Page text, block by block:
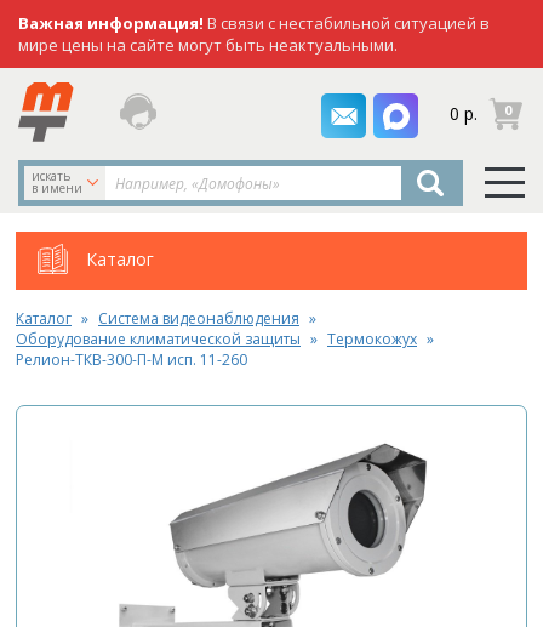
Важная информация! В связи с нестабильной ситуацией в
мире цены на сайте могут быть неактуальными.
0 р. 0
искать
в имени
Каталог
Каталог
Система видеонаблюдения
Оборудование климатической защиты
Термокожух
Релион-ТКВ-300-П-М исп. 11-260